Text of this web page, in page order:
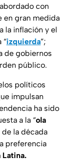
con
en gran medida
la inflación y el
“izquierda”;
de gobiernos
público.
políticos
impulsan
ha sido
a la “ola
la década
preferencia